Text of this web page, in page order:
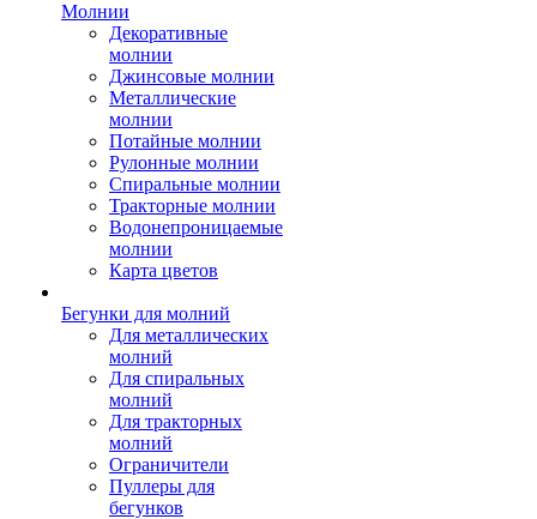
Молнии
Декоративные
молнии
Джинсовые молнии
Металлические
молнии
Потайные молнии
Рулонные молнии
Спиральные молнии
Тракторные молнии
Водонепроницаемые
молнии
Карта цветов
Бегунки для молний
Для металлических
молний
Для спиральных
молний
Для тракторных
молний
Ограничители
Пуллеры для
бегунков